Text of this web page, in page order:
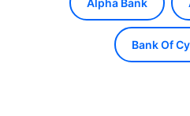
Alpha Bank
Bank Of